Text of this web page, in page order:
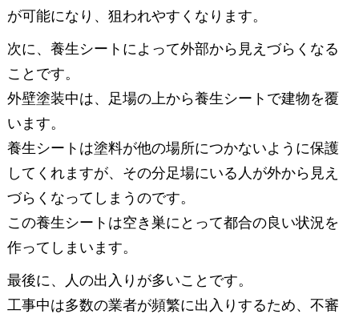
が可能になり、狙われやすくなります。
次に、養生シートによって外部から見えづらくなる
ことです。
外壁塗装中は、足場の上から養生シートで建物を覆
います。
養生シートは塗料が他の場所につかないように保護
してくれますが、その分足場にいる人が外から見え
づらくなってしまうのです。
この養生シートは空き巣にとって都合の良い状況を
作ってしまいます。
最後に、人の出入りが多いことです。
工事中は多数の業者が頻繁に出入りするため、不審